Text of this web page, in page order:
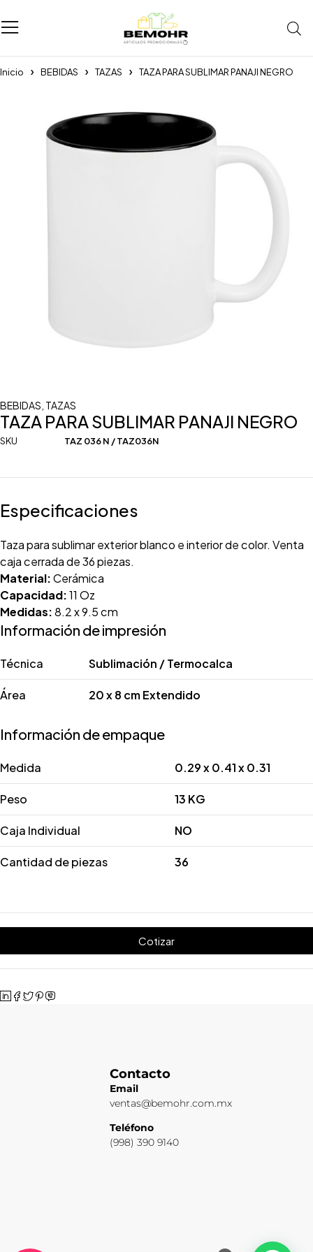
Inicio BEBIDAS TAZAS TAZA PARA SUBLIMAR PANAJI NEGRO
BEBIDAS TAZAS
TAZA PARA SUBLIMAR PANAJI NEGRO
SKU TAZ 036 N / TAZ036N
Especificaciones
Taza para sublimar exterior blanco e interior de color. Venta
caja cerrada de 36 piezas.
Material:Cerámica
Capacidad:11 Oz
Medidas:8.2 x 9.5 cm
Información de impresión
Técnica Sublimación / Termocalca
Área 20 x 8 cm Extendido
Información de empaque
Medida 0.29 x 0.41 x 0.31
Peso 13 KG
Caja Individual NO
Cantidad de piezas 36
Cotizar
Contacto
Email
ventas@bemohr.com.mx
Teléfono
(998) 390 9140